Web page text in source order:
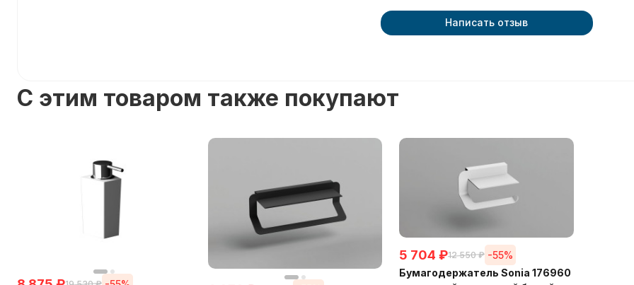
Написать отзыв
C этим товаром также покупают
5 704 ₽12 550 ₽ -55%
Бумагодержатель Sonia 176960